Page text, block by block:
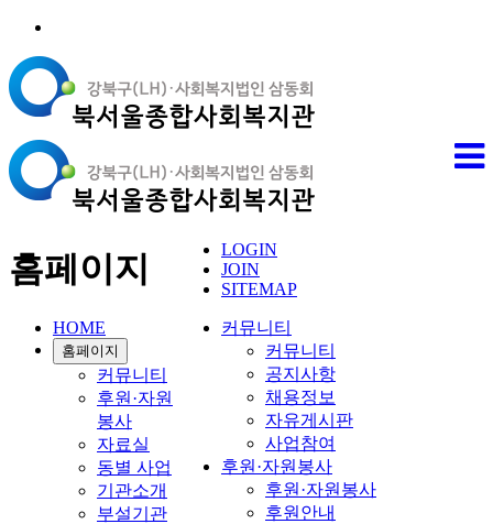
LOGIN
JOIN
SITEMAP
커뮤니티
커뮤니티
공지사항
채용정보
자유게시판
사업참여
후원·자원봉사
후원·자원봉사
후원안내
홈페이지
HOME
홈페이지
커뮤니티
후원·자원
봉사
자료실
동별 사업
기관소개
부설기관